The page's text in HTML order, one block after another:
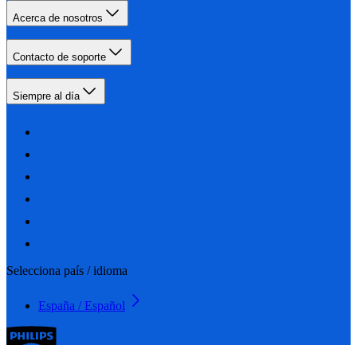
Acerca de nosotros
Contacto de soporte
Siempre al día
Selecciona país / idioma
España / Español